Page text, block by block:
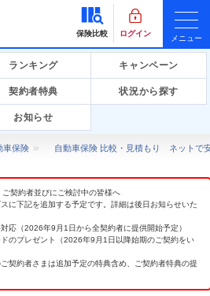
保険比較 ログイン
メニュー
ランキング キャンペーン
契約者特典 状況から探す
お知らせ
車保険 自動車保険 比較・見積もり ネットで
契約者並びにご検討中の皆様へ
に下記を追加する予定です。詳細は後日お知らせいた
応（2026年9月1日から全契約者に提供開始予定）
のプレゼント（2026年9月1日以降始期のご契約をい
契約者さまは追加予定の特典含め、ご契約者特典の提